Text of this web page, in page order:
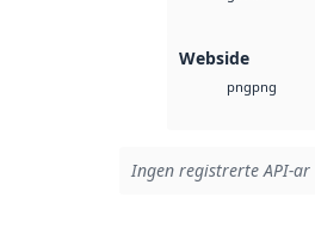
Webside
pngpng
Ingen registrerte API-